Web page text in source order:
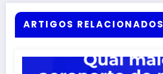
ARTIGOS RELACIONADOS